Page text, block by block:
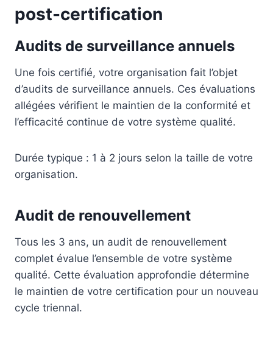
post-certification
Audits de surveillance annuels
Une fois certifié, votre organisation fait l’objet
d’audits de surveillance annuels. Ces évaluations
allégées vérifient le maintien de la conformité et
l’efficacité continue de votre système qualité.
Durée typique : 1 à 2 jours selon la taille de votre
organisation.
Audit de renouvellement
Tous les 3 ans, un audit de renouvellement
complet évalue l’ensemble de votre système
qualité. Cette évaluation approfondie détermine
le maintien de votre certification pour un nouveau
cycle triennal.